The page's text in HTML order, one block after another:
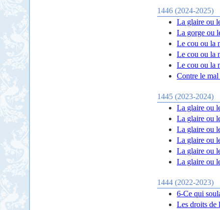
1446 (2024-2025)
La glaire ou
La gorge ou
Le cou ou la
Le cou ou la
Le cou ou la
Contre le
1445 (2023-2024)
La glaire ou
La glaire ou
La glaire ou
La glaire ou
La glaire ou
La glaire ou
1444 (2022-2023)
6-Ce qui
Les droits de